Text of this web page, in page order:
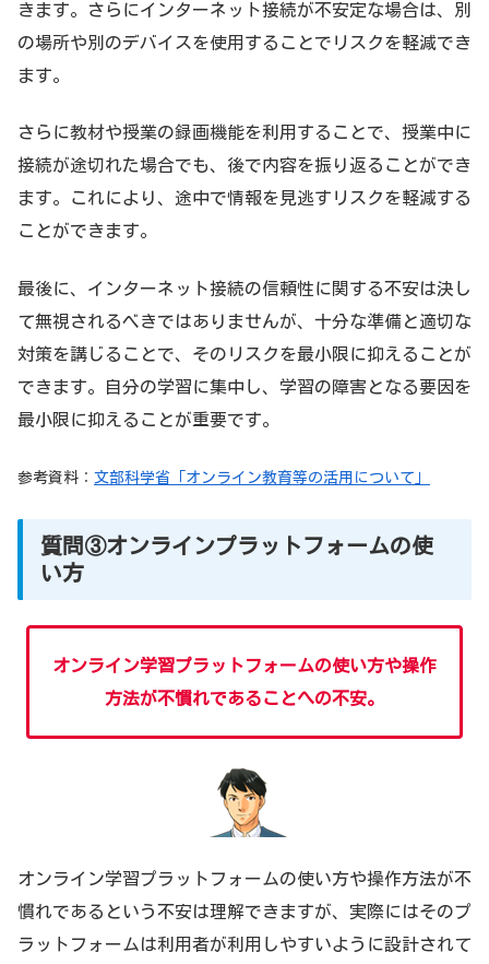
きます。さらにインターネット接続が不安定な場合は、別
の場所や別のデバイスを使用することでリスクを軽減でき
ます。
さらに教材や授業の録画機能を利用することで、授業中に
接続が途切れた場合でも、後で内容を振り返ることができ
ます。これにより、途中で情報を見逃すリスクを軽減する
ことができます。
最後に、インターネット接続の信頼性に関する不安は決し
て無視されるべきではありませんが、十分な準備と適切な
対策を講じることで、そのリスクを最小限に抑えることが
できます。自分の学習に集中し、学習の障害となる要因を
最小限に抑えることが重要です。
参考資料： 文部科学省「オンライン教育等の活用について」
質問③オンラインプラットフォームの使
い方
オンライン学習プラットフォームの使い方や操作
方法が不慣れであることへの不安。
オンライン学習プラットフォームの使い方や操作方法が不
慣れであるという不安は理解できますが、実際にはそのプ
ラットフォームは利用者が利用しやすいように設計されて